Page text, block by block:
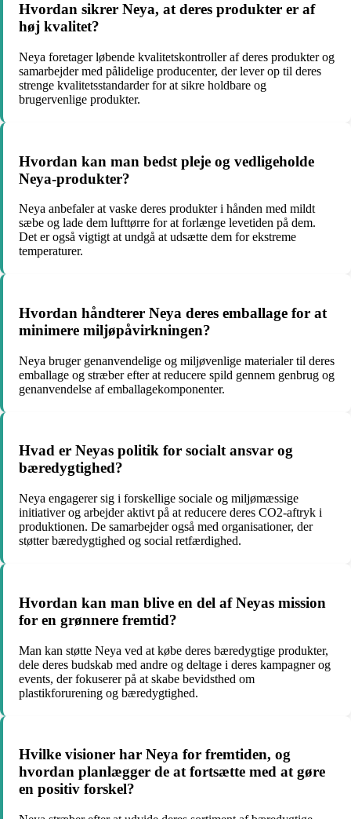
Hvordan sikrer Neya, at deres produkter er af
høj kvalitet?
Neya foretager løbende kvalitetskontroller af deres produkter og
samarbejder med pålidelige producenter, der lever op til deres
strenge kvalitetsstandarder for at sikre holdbare og
brugervenlige produkter.
Hvordan kan man bedst pleje og vedligeholde
Neya-produkter?
Neya anbefaler at vaske deres produkter i hånden med mildt
sæbe og lade dem lufttørre for at forlænge levetiden på dem.
Det er også vigtigt at undgå at udsætte dem for ekstreme
temperaturer.
Hvordan håndterer Neya deres emballage for at
minimere miljøpåvirkningen?
Neya bruger genanvendelige og miljøvenlige materialer til deres
emballage og stræber efter at reducere spild gennem genbrug og
genanvendelse af emballagekomponenter.
Hvad er Neyas politik for socialt ansvar og
bæredygtighed?
Neya engagerer sig i forskellige sociale og miljømæssige
initiativer og arbejder aktivt på at reducere deres CO2-aftryk i
produktionen. De samarbejder også med organisationer, der
støtter bæredygtighed og social retfærdighed.
Hvordan kan man blive en del af Neyas mission
for en grønnere fremtid?
Man kan støtte Neya ved at købe deres bæredygtige produkter,
dele deres budskab med andre og deltage i deres kampagner og
events, der fokuserer på at skabe bevidsthed om
plastikforurening og bæredygtighed.
Hvilke visioner har Neya for fremtiden, og
hvordan planlægger de at fortsætte med at gøre
en positiv forskel?